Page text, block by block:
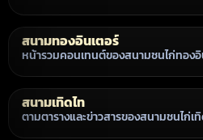
สนามทองอินเตอร์
หน้ารวมคอนเทนต์ของสนามชนไก่ทองอิ
สนามเทิดไท
ตามตารางและข่าวสารของสนามชนไก่เ